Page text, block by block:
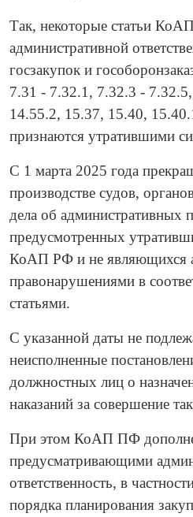
Так, некоторые статьи
административной
госзакупок и
7.31 - 7.32.1, 7.32.3 -
14.55.2, 15.37, 15.40,
признаются утратившими
С 1 марта 2025 года
производстве судов,
дела об административных
предусмотренных
КоАП РФ и не являющихся
правонарушениями в
статьями.
С указанной даты не
неисполненные
должностных лиц о
наказаний за совершение
При этом КоАП ПФ
предусматривающими
ответственность, в
порядка планирования